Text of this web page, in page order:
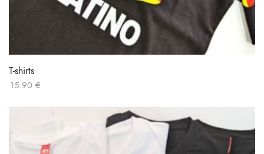
T-shirts
15.90 €